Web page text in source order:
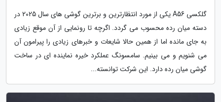
گلکسی A56 یکی از مورد انتظارترین و برترین گوشی های سال 2025 در
دسته میان رده محسوب می گردد. اگرچه تا رونمایی از آن موقع زیادی
به جای مانده اما از همین حالا شایعات و خبرهای زیادی را پیرامون آن
می شنویم و می بینیم. سامسونگ عملکرد خیره نماینده ای در ساخت
گوشی میان رده دارد. این شرکت توانسته...